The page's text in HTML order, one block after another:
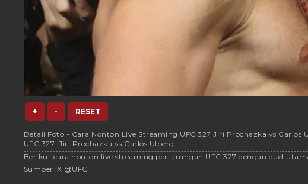
+ - RESET
Detail Foto - Cara Nonton Live Streaming UFC 327 Jiri Prochazka vs Carlos
UFC 327: Jiri Prochazka vs Carlos Ulberg
Berikut cara nonton live streaming pertarungan UFC 327 dengan duel
Sumber :X @UFC